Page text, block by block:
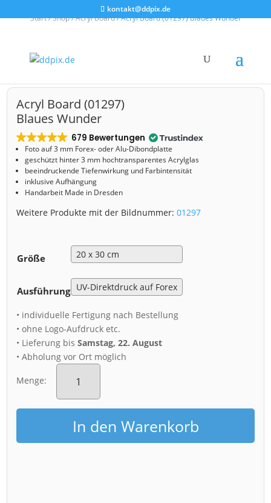
kontakt@ddpix.de
Start/Shop/Acryl Board/ Acryl Board (01297) Blaues Wunder
Acryl Board (01297)
Blaues Wunder
679 Bewertungen
Foto auf 3 mm Forex- oder Alu-Dibondplatte
geschützt hinter 3 mm hochtransparentes Acrylglas
beeindruckende Tiefenwirkung und Farbintensität
inklusive Aufhängung
Handarbeit Made in Dresden
Weitere Produkte mit der Bildnummer:01297
Größe
Ausführung
• individuelle Fertigung nach Bestellung
• ohne Logo-Aufdruck etc.
• Lieferung bisSamstag, 22. August
• Abholung vor Ort möglich
Menge:
Acryl
Board
Blaues
Wunder
MengeIn den Warenkorb